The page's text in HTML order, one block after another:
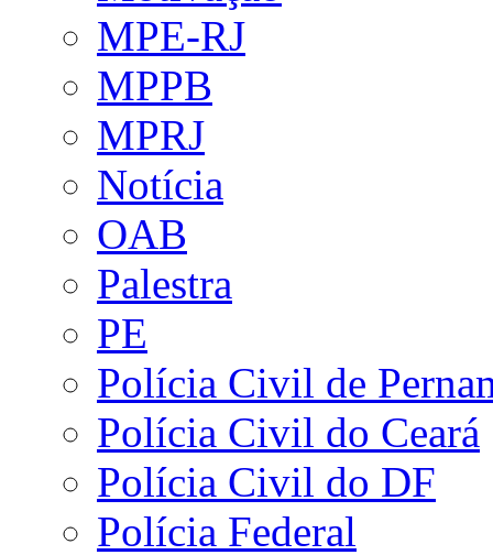
MPE-RJ
MPPB
MPRJ
Notícia
OAB
Palestra
PE
Polícia Civil de
Polícia Civil do Ceará
Polícia Civil do DF
Polícia Federal